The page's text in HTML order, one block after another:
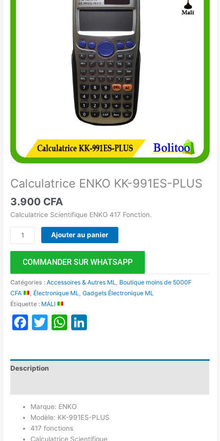
Calculatrice ENKO KK-991ES-PLUS
3.900 CFA
Calculatrice Scientifique ENKO 417 Fonction.
Ajouter au panier
COMMANDER SUR WHATSAPP
Catégories :Accessoires & Autres ML
Boutique moins de 5000F
CFA
Électronique ML ,Gadgets Électronique ML
Étiquette : MALI
Facebook
TwitterWhatsApp
Description
Marque: ENKO
Modèle: KK-991ES-PLUS
417 fonctions
Calculatrice Scientifique